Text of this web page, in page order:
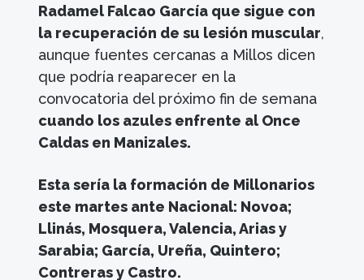
Radamel Falcao García que sigue con
la recuperación de su lesión muscular,
aunque fuentes cercanas a Millos dicen
que podría reaparecer en la
convocatoria del próximo fin de semana
cuando los azules enfrente al Once
Caldas en Manizales.
Esta sería la formación de Millonarios
este martes ante Nacional: Novoa;
Llinás, Mosquera, Valencia, Arias y
Sarabia; García, Ureña, Quintero;
Contreras y Castro.